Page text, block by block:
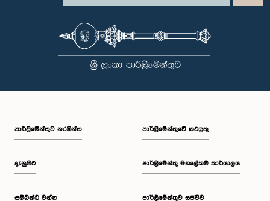
පාර්ලි‌මේන්තුව නරඹන්න
දැනුමට
සම්බන්ධ වන්න
පාර්ලිමේන්තුවේ කටයුතු
පාර්ලිමේන්තු මහලේකම් කාර්යාලය
පාර්ලිමේන්තුව සජීවීව